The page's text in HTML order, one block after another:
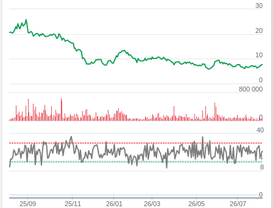
25/09 25/11 26/01 26/03 26/05 26/07
0
10
20
30
0
800 000
8
40
0
4